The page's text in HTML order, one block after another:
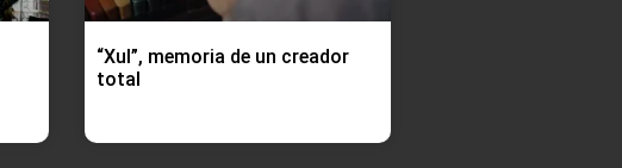
“Xul”, memoria de un creador
total